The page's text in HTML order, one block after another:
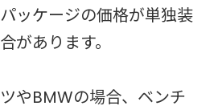
ッケージの価格が単独装
があります。
やBMWの場合、ベンチ